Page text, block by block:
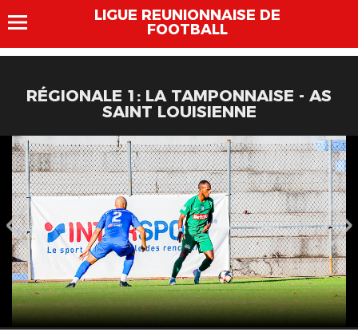
LIGUE REUNIONNAISE DE
FOOTBALL
RÉGIONALE 1: LA TAMPONNAISE - AS
SAINT LOUISIENNE